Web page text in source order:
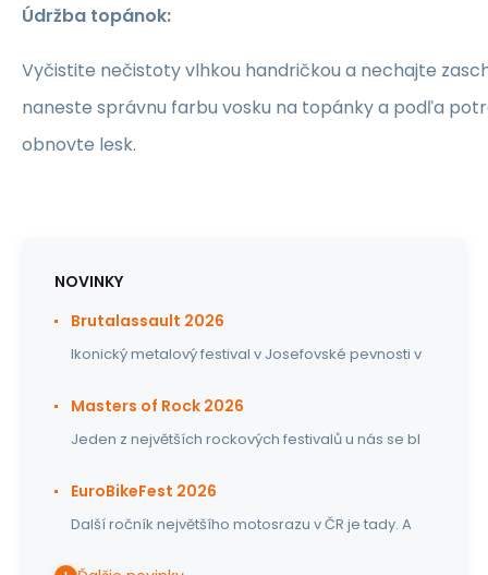
Údržba topánok:
Vyčistite nečistoty vlhkou handričkou a nechajte
naneste správnu farbu vosku na topánky a podľa
obnovte lesk.
NOVINKY
Brutalassault 2026
Ikonický metalový festival v Josefovské pevnosti v
Masters of Rock 2026
Jeden z největších rockových festivalů u nás se bl
EuroBikeFest 2026
Další ročník největšího motosrazu v ČR je tady. A